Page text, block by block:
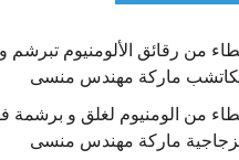
من رقائق الألومنيوم تبرشم
ماركة مهندس منسى
من الومنيوم لغلق و برشمة
ماركة مهندس منسى